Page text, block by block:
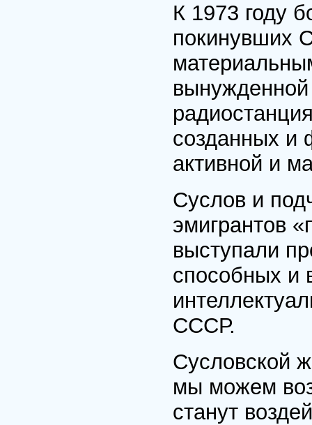
К 1973 году
покинувших
созданных и
активной и
Суслов и
эмигрантов
выступали
способных и
СССР.
Сусловской
мы можем
станут